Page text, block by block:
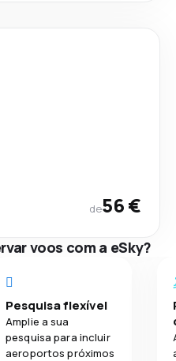
de56 €
voos com a eSky?
Pesquisa flexível
Amplie a sua
pesquisa para incluir
aeroportos próximos